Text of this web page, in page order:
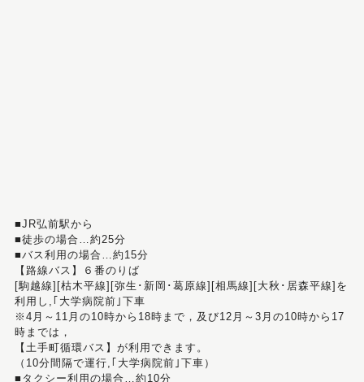
■JR弘前駅から
■徒歩の場合…約25分
■バス利用の場合…約15分
【路線バス】６番のりば
[駒越線][枯木平線][弥生･新岡･葛原線][相馬線][大秋･居森平線]を
利用し,｢大学病院前｣下車
※4月～11月の10時から18時まで，及び12月～3月の10時から17
時までは，
【土手町循環バス】が利用できます。
（10分間隔で運行,｢大学病院前｣下車）
■タクシー利用の場合…約10分